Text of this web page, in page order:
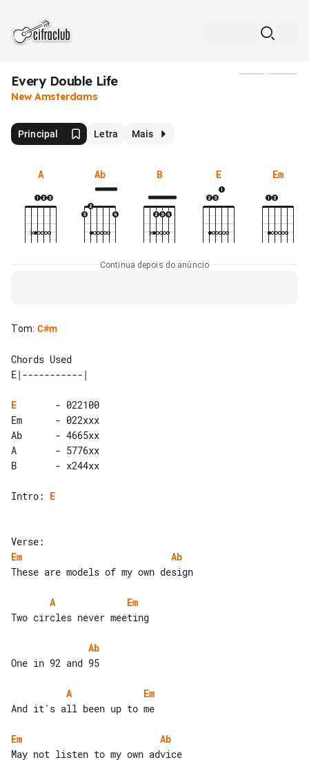
Every Double Life
New Amsterdams
Principal Letra Mais
A Ab B E Em
Continua depois do anúncio
Tom: C#m
Chords Used
E
       - 022100
Em      - 022xxx
Ab      - 4665xx
A       - 5776xx
B       - x244xx
Intro: E
Em
Ab
These are models of my own design
A
Em
Two circles never meeting
Ab
One in 92 and 95
A
Em
And it's all been up to me
Em
Ab
May not listen to my own advice